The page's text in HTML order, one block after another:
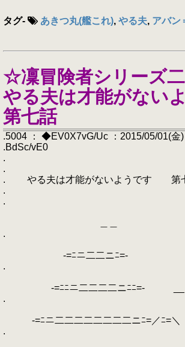
タグ- あきつ丸(艦これ), やる夫, アバン
☆凜冒険者シリーズ
やる夫は才能がない
第七話
.5004 ： ◆EV0X7vG/Uc ：2015/05/01(金)
.BdSc/vE0
.
.
. やる夫は才能がないようです 第七
.
.
.
-=ﾆニ二二ニﾆ=-
.
-=ﾆﾆニ二二二二ニﾆﾆ=- __
.
-=ﾆニ二二二二二二二二ニﾆ=／ﾆ=＼
.